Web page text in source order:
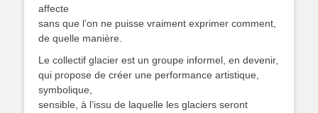
affecte
sans que l’on ne puisse vraiment exprimer comment,
de quelle manière.
Le collectif glacier est un groupe informel, en devenir,
qui propose de créer une performance artistique,
symbolique,
sensible, à l’issu de laquelle les glaciers seront